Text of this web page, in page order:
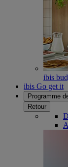
ibis
ibis Go get it
Programme
Retour